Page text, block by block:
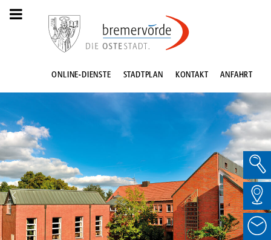
ONLINE-DIENSTE STADTPLAN KONTAKT ANFAHRT